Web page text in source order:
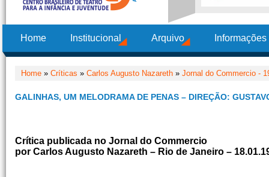
Home Institucional Arquivo
Home » Críticas » Carlos Augusto Nazareth » Jornal do Commercio -
GALINHAS, UM MELODRAMA DE PENAS – DIREÇÃO:
Crítica publicada no Jornal do Commercio
por Carlos Augusto Nazareth – Rio de Janeiro –